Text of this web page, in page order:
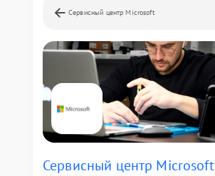
Сервисный центр Microsoft
Сервисный центр Microsoft